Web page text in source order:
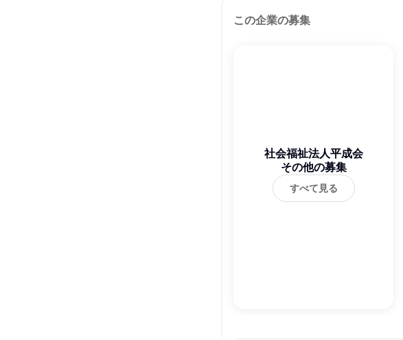
この企業の募集
社会福祉法人平成会
その他の募集
すべて見る